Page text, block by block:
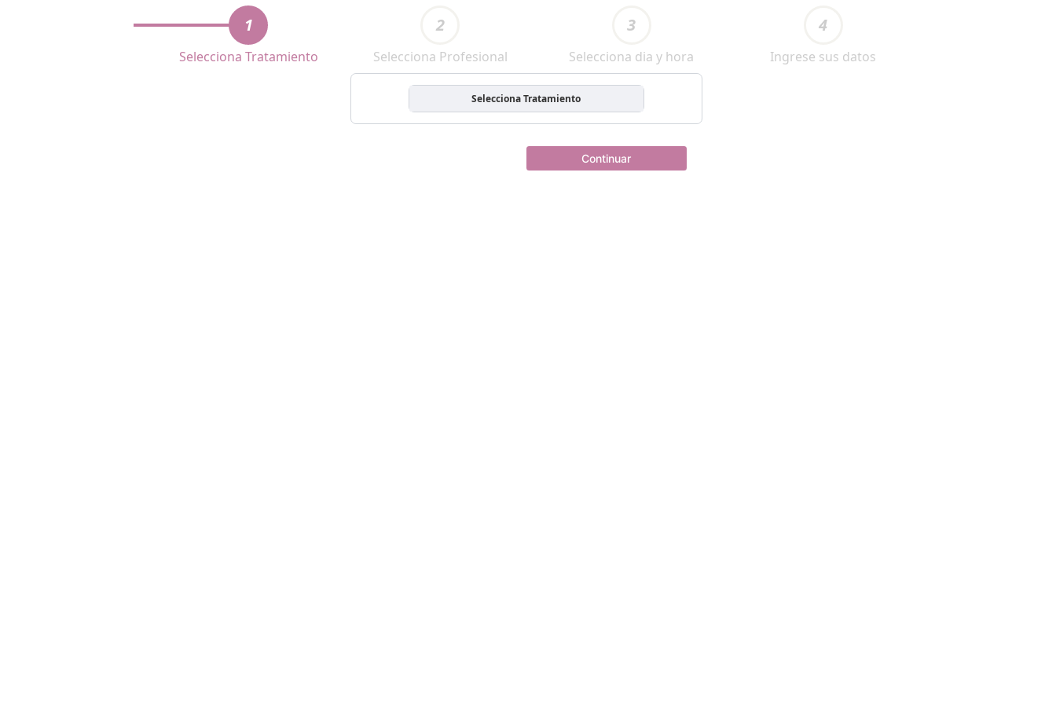
1
Selecciona Tratamiento
2
Selecciona Profesional
3
Selecciona dia y hora
4
Ingrese sus datos
Selecciona Tratamiento
Continuar